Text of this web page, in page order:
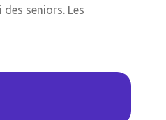
seniors. Les